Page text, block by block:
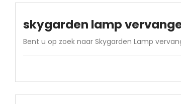
skygarden lamp
Bent u op zoek naar Skygarden Lamp